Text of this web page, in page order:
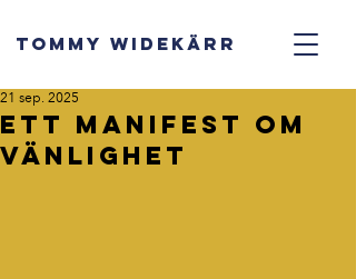
TOMMY WIDEKÄRR
Ett manifest om
vänlighet
21 sep. 2025